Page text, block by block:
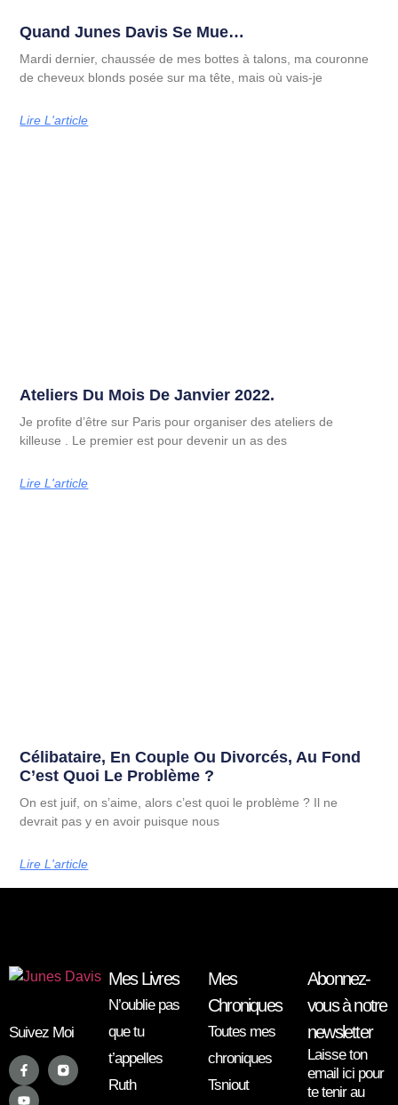
Quand Junes Davis Se Mue…
Mardi dernier, chaussée de mes bottes à talons, ma couronne
de cheveux blonds posée sur ma tête, mais où vais-je
Lire L'article
Ateliers Du Mois De Janvier 2022.
Je profite d’être sur Paris pour organiser des ateliers de
killeuse . Le premier est pour devenir un as des
Lire L'article
Célibataire, En Couple Ou Divorcés, Au Fond
C’est Quoi Le Problème ?
On est juif, on s’aime, alors c’est quoi le problème ? Il ne
devrait pas y en avoir puisque nous
Lire L'article
Suivez Moi
Mes Livres
N’oublie pas
que tu
t’appelles
Ruth
Mes
Chroniques
Toutes mes
chroniques
Tsniout
Abonnez-
vous à notre
newsletter
Laisse ton
email ici pour
te tenir au